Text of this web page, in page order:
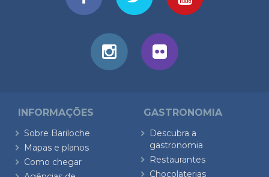
INFORMAÇÕES
Sobre Bariloche
Mapas e planos
Como chegar
GASTRONOMIA
Descubra a
gastronomia
Restaurantes
Chocolaterias